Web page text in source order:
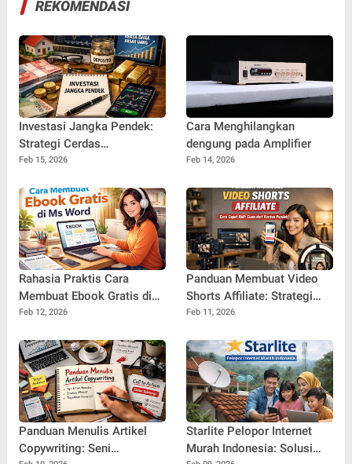
REKOMENDASI
Investasi Jangka Pendek:
Strategi Cerdas
Mengembangkan Uang
Feb 15, 2026
Cara Menghilangkan
dengung pada Amplifier
Feb 14, 2026
Rahasia Praktis Cara
Membuat Ebook Gratis di
Ms Word yang Profesional
Feb 12, 2026
Panduan Membuat Video
Shorts Affiliate: Strategi
Cepat Menghasilkan Cuan
Feb 11, 2026
Panduan Menulis Artikel
Copywriting: Seni
Starlite Pelopor Internet
Murah Indonesia: Solusi